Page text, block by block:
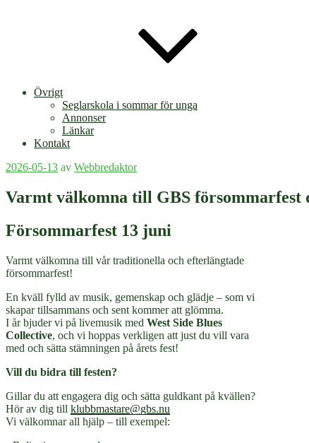
Övrigt
Seglarskola i sommar för unga
Annonser
Länkar
Kontakt
Publicerat
2026-05-13 av Webbredaktor
Varmt välkomna till GBS försommarfest
Försommarfest 13 juni
Varmt välkomna till vår traditionella och efterlängtade
försommarfest!
En kväll fylld av musik, gemenskap och glädje – som vi
skapar tillsammans och sent kommer att glömma.
I år bjuder vi på livemusik med West Side Blues
Collective, och vi hoppas verkligen att just du vill vara
med och sätta stämningen på årets fest!
Vill du bidra till festen?
Gillar du att engagera dig och sätta guldkant på kvällen?
Hör av dig till klubbmastare@gbs.nu
Vi välkomnar all hjälp – till exempel: